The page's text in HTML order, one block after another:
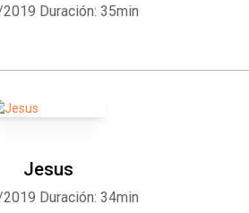
Duración: 35min
Jesus
Duración: 34min